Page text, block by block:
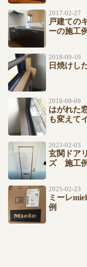
2017-02-27
戸建ての
ーの施工例
2018-09-10
日焼けし
2018-09-09
はがれた
も変えて
2023-02-03
玄関ドア
ズ 施工例
2025-02-23
ミーレ
例